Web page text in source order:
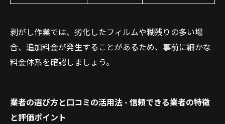
剥がし作業では、劣化したフィルムや糊残りの多い場
合、追加料金が発生することがあるため、事前に細かな
料金体系を確認しましょう。
業者の選び方と口コミの活用法 - 信頼できる業者の特徴
と評価ポイント